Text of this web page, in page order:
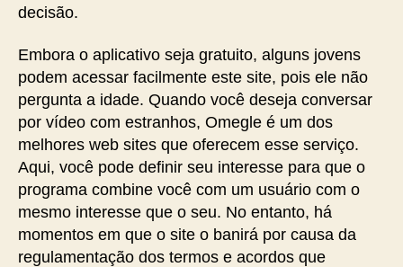
decisão.
Embora o aplicativo seja gratuito, alguns jovens
podem acessar facilmente este site, pois ele não
pergunta a idade. Quando você deseja conversar
por vídeo com estranhos, Omegle é um dos
melhores web sites que oferecem esse serviço.
Aqui, você pode definir seu interesse para que o
programa combine você com um usuário com o
mesmo interesse que o seu. No entanto, há
momentos em que o site o banirá por causa da
regulamentação dos termos e acordos que